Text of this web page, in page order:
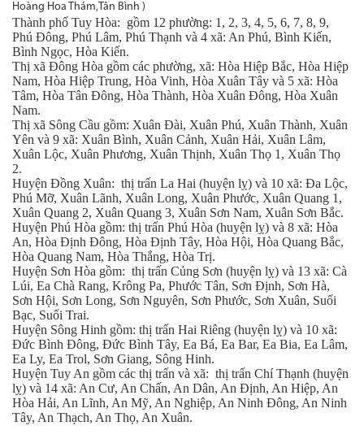
Hoàng Hoa Thám,Tân Bình )
Thành phố Tuy Hòa: gồm 12 phường: 1, 2, 3, 4, 5, 6, 7, 8, 9,
Phú Đông, Phú Lâm, Phú Thạnh và 4 xã: An Phú, Bình Kiến,
Bình Ngọc, Hòa Kiến.
Thị xã Đông Hòa gồm các phường, xã: Hòa Hiệp Bắc, Hòa Hiệp
Nam, Hòa Hiệp Trung, Hòa Vinh, Hòa Xuân Tây và 5 xã: Hòa
Tâm, Hòa Tân Đông, Hòa Thành, Hòa Xuân Đông, Hòa Xuân
Nam.
Thị xã Sông Cầu gồm: Xuân Đài, Xuân Phú, Xuân Thành, Xuân
Yên và 9 xã: Xuân Bình, Xuân Cảnh, Xuân Hải, Xuân Lâm,
Xuân Lộc, Xuân Phương, Xuân Thịnh, Xuân Thọ 1, Xuân Thọ
2.
Huyện Đồng Xuân: thị trấn La Hai (huyện lỵ) và 10 xã: Đa Lộc,
Phú Mỡ, Xuân Lãnh, Xuân Long, Xuân Phước, Xuân Quang 1,
Xuân Quang 2, Xuân Quang 3, Xuân Sơn Nam, Xuân Sơn Bắc.
Huyện Phú Hòa gồm: thị trấn Phú Hòa (huyện lỵ) và 8 xã: Hòa
An, Hòa Định Đông, Hòa Định Tây, Hòa Hội, Hòa Quang Bắc,
Hòa Quang Nam, Hòa Thắng, Hòa Trị.
Huyện Sơn Hòa gồm: thị trấn Củng Sơn (huyện lỵ) và 13 xã: Cà
Lúi, Ea Chà Rang, Krông Pa, Phước Tân, Sơn Định, Sơn Hà,
Sơn Hội, Sơn Long, Sơn Nguyên, Sơn Phước, Sơn Xuân, Suối
Bạc, Suối Trai.
Huyện Sông Hinh gồm: thị trấn Hai Riêng (huyện lỵ) và 10 xã:
Đức Bình Đông, Đức Bình Tây, Ea Bá, Ea Bar, Ea Bia, Ea Lâm,
Ea Ly, Ea Trol, Sơn Giang, Sông Hinh.
Huyện Tuy An gồm các thị trấn và xã: thị trấn Chí Thạnh (huyện
lỵ) và 14 xã: An Cư, An Chấn, An Dân, An Định, An Hiệp, An
Hòa Hải, An Lĩnh, An Mỹ, An Nghiệp, An Ninh Đông, An Ninh
Tây, An Thạch, An Thọ, An Xuân.